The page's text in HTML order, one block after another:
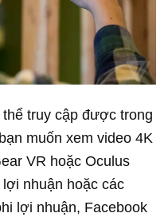
truy cập được trong
muốn xem video 4K
VR hoặc Oculus
nhuận hoặc các
lợi nhuận, Facebook